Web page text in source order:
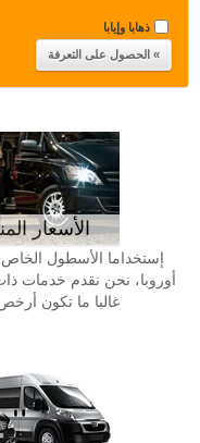
ذهابا وإيابا
الأسعار
إستخداما الأسطول الخاص
أوروبا، نحن نقدم خدمات
غالبا ما تكون أرخص بنسبة 20-30٪